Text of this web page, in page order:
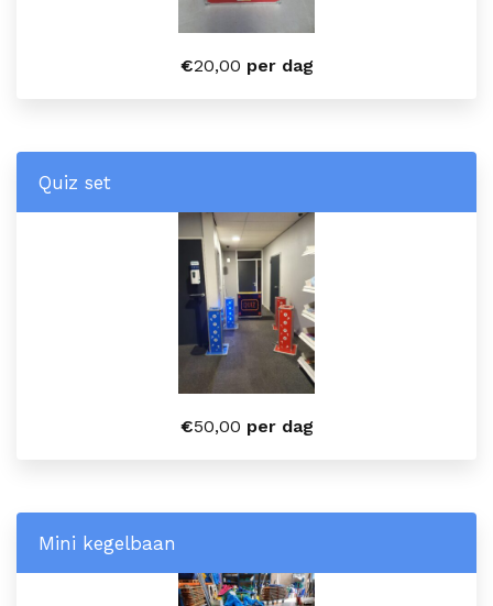
€20,00 per dag
Quiz set
€50,00 per dag
Mini kegelbaan